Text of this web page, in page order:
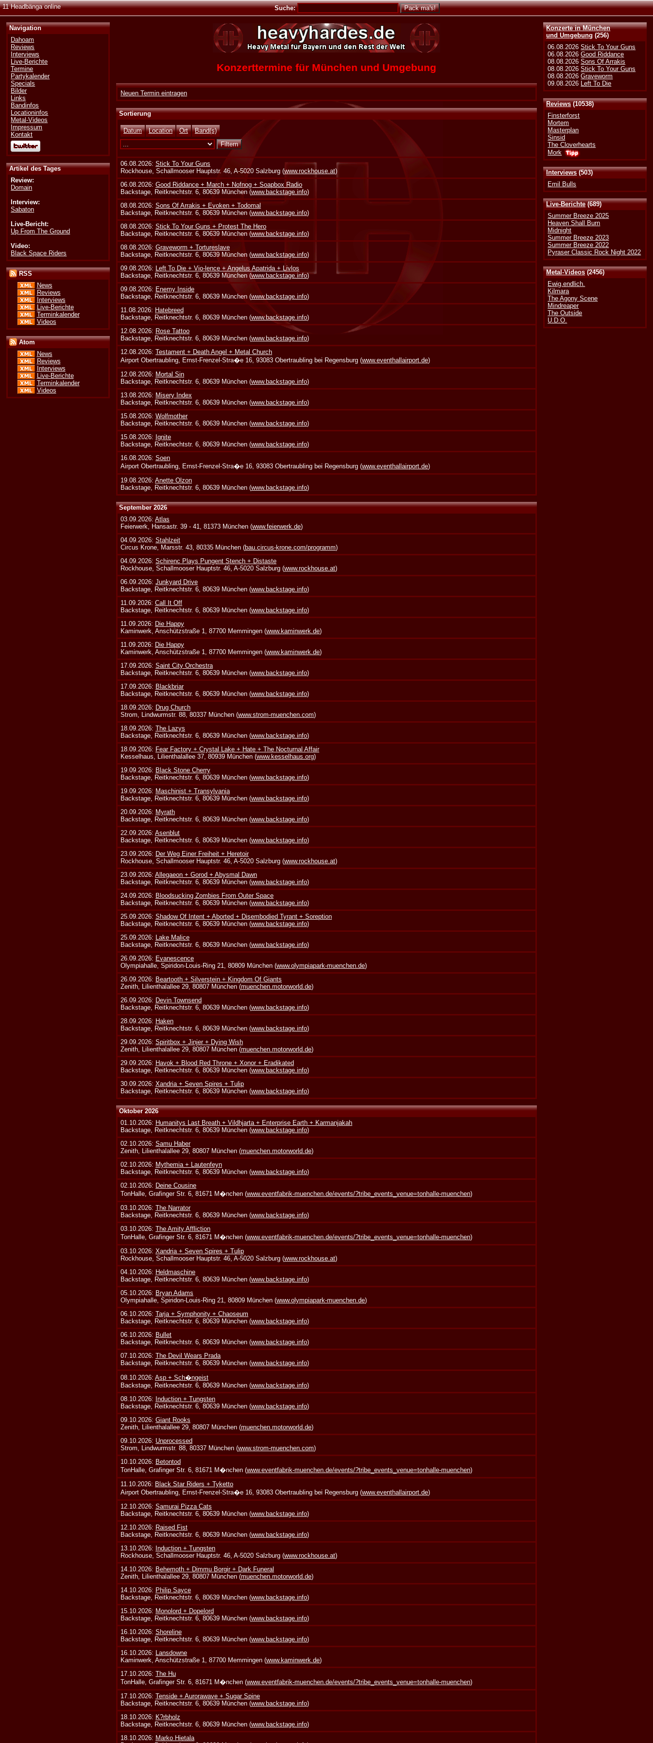
11 Headbänga online Suche:
Konzerte in München
und Umgebung (256)
06.08.2026Stick To Your Guns
06.08.2026Good Riddance
08.08.2026Sons Of Arrakis
08.08.2026Stick To Your Guns
08.08.2026Graveworm
09.08.2026 Left To Die
Reviews(10538)
Finsterforst
Mortem
Masterplan
Sinsid
The Cloverhearts
Mork
Interviews(503)
Emil Bulls
Live-Berichte(689)
Summer Breeze 2025
Heaven Shall Burn
Midnight
Summer Breeze 2023
Summer Breeze 2022
Pyraser Classic Rock Night 2022
Metal-Videos(2456)
Ewig.endlich.
Kilmara
The Agony Scene
Mindreaper
The Outside
U.D.O.
Navigation
Dahoam
Reviews
Interviews
Live-Berichte
Termine
Partykalender
Specials
Bilder
Links
Bandinfos
Locationinfos
Metal-Videos
Impressum
Kontakt
Artikel des Tages
Review:
Domain
Interview:
Sabaton
Live-Bericht:
Up From The Ground
Video:
Black Space Riders
RSS
News
Reviews
Interviews
Live-Berichte
Terminkalender
Videos
Atom
News
Reviews
Interviews
Live-Berichte
Terminkalender
Videos
Konzerttermine für München und Umgebung
Neuen Termin eintragen
Sortierung
Datum Location Ort Band(s)
06.08.2026:Stick To Your Guns
Rockhouse, Schallmooser Hauptstr. 46, A-5020 Salzburg (www.rockhouse.at)
06.08.2026:Good Riddance + March + Nofnog + Soapbox Radio
Backstage, Reitknechtstr. 6, 80639 München (www.backstage.info)
08.08.2026:Sons Of Arrakis + Evoken + Todomal
Backstage, Reitknechtstr. 6, 80639 München (www.backstage.info)
08.08.2026:Stick To Your Guns + Protest The Hero
Backstage, Reitknechtstr. 6, 80639 München (www.backstage.info)
08.08.2026:Graveworm + Tortureslave
Backstage, Reitknechtstr. 6, 80639 München (www.backstage.info)
09.08.2026: Left To Die + Vio-lence + Angelus Apatrida + Livlos
Backstage, Reitknechtstr. 6, 80639 München (www.backstage.info)
09.08.2026: Enemy Inside
Backstage, Reitknechtstr. 6, 80639 München (www.backstage.info)
11.08.2026: Hatebreed
Backstage, Reitknechtstr. 6, 80639 München (www.backstage.info)
12.08.2026: Rose Tattoo
Backstage, Reitknechtstr. 6, 80639 München (www.backstage.info)
12.08.2026:Testament + Death Angel + Metal Church
Airport Obertraubling, Ernst-Frenzel-Stra�e 16, 93083 Obertraubling bei Regensburg (www.eventhallairport.de)
12.08.2026: Mortal Sin
Backstage, Reitknechtstr. 6, 80639 München (www.backstage.info)
13.08.2026: Misery Index
Backstage, Reitknechtstr. 6, 80639 München (www.backstage.info)
15.08.2026:Wolfmother
Backstage, Reitknechtstr. 6, 80639 München (www.backstage.info)
15.08.2026: Ignite
Backstage, Reitknechtstr. 6, 80639 München (www.backstage.info)
16.08.2026:Soen
Airport Obertraubling, Ernst-Frenzel-Stra�e 16, 93083 Obertraubling bei Regensburg (www.eventhallairport.de)
19.08.2026:Anette Olzon
Backstage, Reitknechtstr. 6, 80639 München (www.backstage.info)
September 2026
03.09.2026:Atlas
Feierwerk, Hansastr. 39 - 41, 81373 München (www.feierwerk.de)
04.09.2026:Stahlzeit
Circus Krone, Marsstr. 43, 80335 München (bau.circus-krone.com/programm)
04.09.2026:Schirenc Plays Pungent Stench + Distaste
Rockhouse, Schallmooser Hauptstr. 46, A-5020 Salzburg (www.rockhouse.at)
06.09.2026:Junkyard Drive
Backstage, Reitknechtstr. 6, 80639 München (www.backstage.info)
11.09.2026:Call It Off
Backstage, Reitknechtstr. 6, 80639 München (www.backstage.info)
11.09.2026: Die Happy
Kaminwerk, Anschützstraße 1, 87700 Memmingen (www.kaminwerk.de)
11.09.2026: Die Happy
Kaminwerk, Anschützstraße 1, 87700 Memmingen (www.kaminwerk.de)
17.09.2026:Saint City Orchestra
Backstage, Reitknechtstr. 6, 80639 München (www.backstage.info)
17.09.2026: Blackbriar
Backstage, Reitknechtstr. 6, 80639 München (www.backstage.info)
18.09.2026: Drug Church
Strom, Lindwurmstr. 88, 80337 München (www.strom-muenchen.com)
18.09.2026:The Lazys
Backstage, Reitknechtstr. 6, 80639 München (www.backstage.info)
18.09.2026: Fear Factory + Crystal Lake + Hate + The Nocturnal Affair
Kesselhaus, Lilienthalallee 37, 80939 München (www.kesselhaus.org)
19.09.2026: Black Stone Cherry
Backstage, Reitknechtstr. 6, 80639 München (www.backstage.info)
19.09.2026: Maschinist + Transylvania
Backstage, Reitknechtstr. 6, 80639 München (www.backstage.info)
20.09.2026: Myrath
Backstage, Reitknechtstr. 6, 80639 München (www.backstage.info)
22.09.2026:Asenblut
Backstage, Reitknechtstr. 6, 80639 München (www.backstage.info)
23.09.2026: Der Weg Einer Freiheit + Heretoir
Rockhouse, Schallmooser Hauptstr. 46, A-5020 Salzburg (www.rockhouse.at)
23.09.2026:Allegaeon + Gorod + Abysmal Dawn
Backstage, Reitknechtstr. 6, 80639 München (www.backstage.info)
24.09.2026: Bloodsucking Zombies From Outer Space
Backstage, Reitknechtstr. 6, 80639 München (www.backstage.info)
25.09.2026:Shadow Of Intent + Aborted + Disembodied Tyrant + Soreption
Backstage, Reitknechtstr. 6, 80639 München (www.backstage.info)
25.09.2026: Lake Malice
Backstage, Reitknechtstr. 6, 80639 München (www.backstage.info)
26.09.2026: Evanescence
Olympiahalle, Spiridon-Louis-Ring 21, 80809 München (www.olympiapark-muenchen.de)
26.09.2026: Beartooth + Silverstein + Kingdom Of Giants
Zenith, Lilienthalallee 29, 80807 München (muenchen.motorworld.de)
26.09.2026: Devin Townsend
Backstage, Reitknechtstr. 6, 80639 München (www.backstage.info)
28.09.2026: Haken
Backstage, Reitknechtstr. 6, 80639 München (www.backstage.info)
29.09.2026:Spiritbox + Jinjer + Dying Wish
Zenith, Lilienthalallee 29, 80807 München (muenchen.motorworld.de)
29.09.2026: Havok + Blood Red Throne + Xonor + Eradikated
Backstage, Reitknechtstr. 6, 80639 München (www.backstage.info)
30.09.2026:Xandria + Seven Spires + Tulip
Backstage, Reitknechtstr. 6, 80639 München (www.backstage.info)
Oktober 2026
01.10.2026: Humanitys Last Breath + Vildhjarta + Enterprise Earth + Karmanjakah
Backstage, Reitknechtstr. 6, 80639 München (www.backstage.info)
02.10.2026:Samu Haber
Zenith, Lilienthalallee 29, 80807 München (muenchen.motorworld.de)
02.10.2026: Mythemia + Lautenfeyn
Backstage, Reitknechtstr. 6, 80639 München (www.backstage.info)
02.10.2026: Deine Cousine
TonHalle, Grafinger Str. 6, 81671 M�nchen (www.eventfabrik-muenchen.de/events/?tribe_events_venue=tonhalle-muenchen)
03.10.2026:The Narrator
Backstage, Reitknechtstr. 6, 80639 München (www.backstage.info)
03.10.2026:The Amity Affliction
TonHalle, Grafinger Str. 6, 81671 M�nchen (www.eventfabrik-muenchen.de/events/?tribe_events_venue=tonhalle-muenchen)
03.10.2026:Xandria + Seven Spires + Tulip
Rockhouse, Schallmooser Hauptstr. 46, A-5020 Salzburg (www.rockhouse.at)
04.10.2026: Heldmaschine
Backstage, Reitknechtstr. 6, 80639 München (www.backstage.info)
05.10.2026: Bryan Adams
Olympiahalle, Spiridon-Louis-Ring 21, 80809 München (www.olympiapark-muenchen.de)
06.10.2026:Tarja + Symphonity + Chaoseum
Backstage, Reitknechtstr. 6, 80639 München (www.backstage.info)
06.10.2026: Bullet
Backstage, Reitknechtstr. 6, 80639 München (www.backstage.info)
07.10.2026:The Devil Wears Prada
Backstage, Reitknechtstr. 6, 80639 München (www.backstage.info)
08.10.2026:Asp + Sch�ngeist
Backstage, Reitknechtstr. 6, 80639 München (www.backstage.info)
08.10.2026: Induction + Tungsten
Backstage, Reitknechtstr. 6, 80639 München (www.backstage.info)
09.10.2026:Giant Rooks
Zenith, Lilienthalallee 29, 80807 München (muenchen.motorworld.de)
09.10.2026: Unprocessed
Strom, Lindwurmstr. 88, 80337 München (www.strom-muenchen.com)
10.10.2026: Betontod
TonHalle, Grafinger Str. 6, 81671 M�nchen (www.eventfabrik-muenchen.de/events/?tribe_events_venue=tonhalle-muenchen)
11.10.2026: Black Star Riders + Tyketto
Airport Obertraubling, Ernst-Frenzel-Stra�e 16, 93083 Obertraubling bei Regensburg (www.eventhallairport.de)
12.10.2026:Samurai Pizza Cats
Backstage, Reitknechtstr. 6, 80639 München (www.backstage.info)
12.10.2026: Raised Fist
Backstage, Reitknechtstr. 6, 80639 München (www.backstage.info)
13.10.2026: Induction + Tungsten
Rockhouse, Schallmooser Hauptstr. 46, A-5020 Salzburg (www.rockhouse.at)
14.10.2026: Behemoth + Dimmu Borgir + Dark Funeral
Zenith, Lilienthalallee 29, 80807 München (muenchen.motorworld.de)
14.10.2026: Philip Sayce
Backstage, Reitknechtstr. 6, 80639 München (www.backstage.info)
15.10.2026: Monolord + Dopelord
Backstage, Reitknechtstr. 6, 80639 München (www.backstage.info)
16.10.2026:Shoreline
Backstage, Reitknechtstr. 6, 80639 München (www.backstage.info)
16.10.2026: Lansdowne
Kaminwerk, Anschützstraße 1, 87700 Memmingen (www.kaminwerk.de)
17.10.2026:The Hu
TonHalle, Grafinger Str. 6, 81671 M�nchen (www.eventfabrik-muenchen.de/events/?tribe_events_venue=tonhalle-muenchen)
17.10.2026:Tenside + Aurorawave + Sugar Spine
Backstage, Reitknechtstr. 6, 80639 München (www.backstage.info)
18.10.2026: K?rbholz
Backstage, Reitknechtstr. 6, 80639 München (www.backstage.info)
18.10.2026: Marko Hietala